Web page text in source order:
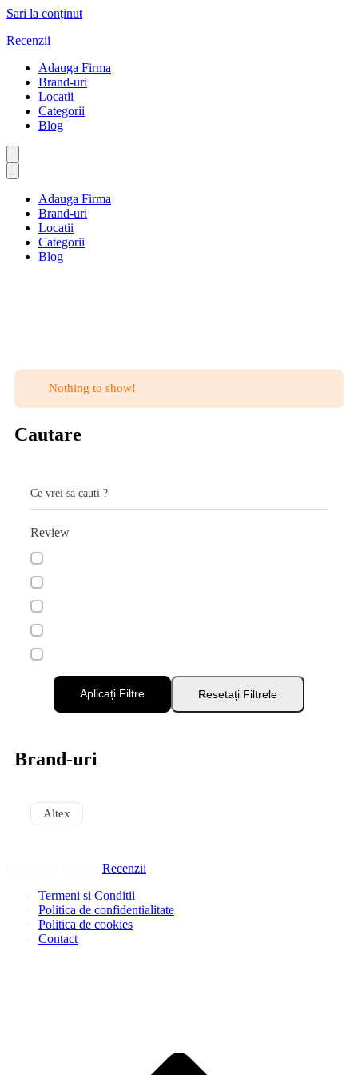
Sari la conținut
Recenzii
Adauga Firma
Brand-uri
Locatii
Categorii
Blog
Adauga Firma
Brand-uri
Locatii
Categorii
Blog
Nothing to show!
Cautare
Ce vrei sa cauti ?
Review
Aplicați Filtre Resetați Filtrele
Brand-uri
Altex
Recenzii
Termeni si Conditii
Politica de confidentialitate
Politica de cookies
Contact